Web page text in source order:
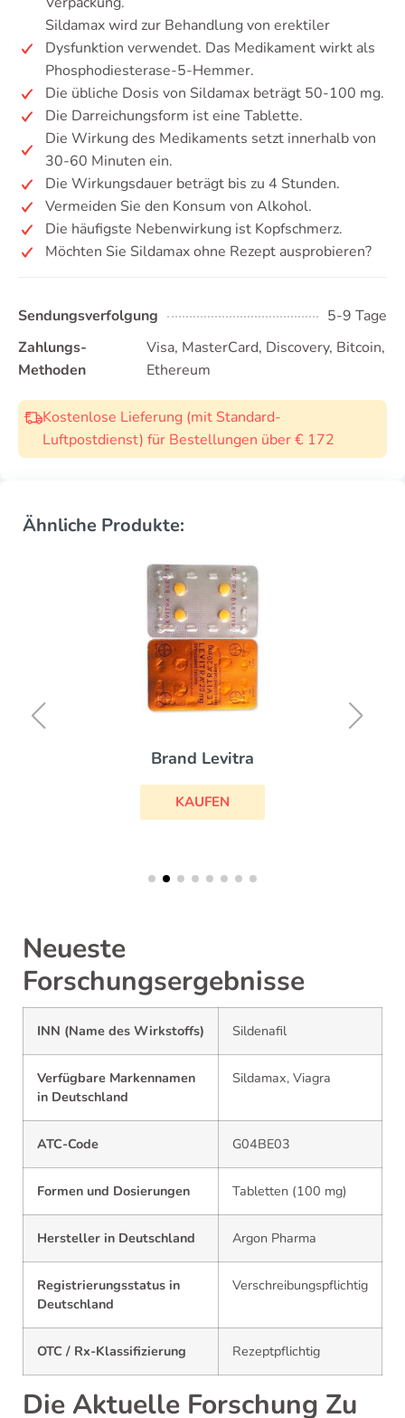
Sildamax wird zur Behandlung von erektiler
Dysfunktion verwendet. Das Medikament wirkt als
Phosphodiesterase-5-Hemmer.
Die übliche Dosis von Sildamax beträgt 50-100 mg.
Die Darreichungsform ist eine Tablette.
Die Wirkung des Medikaments setzt innerhalb von
30-60 Minuten ein.
Die Wirkungsdauer beträgt bis zu 4 Stunden.
Vermeiden Sie den Konsum von Alkohol.
Die häufigste Nebenwirkung ist Kopfschmerz.
Möchten Sie Sildamax ohne Rezept ausprobieren?
Sendungsverfolgung
5-9 Tage
Zahlungs-
Methoden
Visa, MasterCard, Discovery, Bitcoin,
Ethereum
Kostenlose Lieferung (mit Standard-
Luftpostdienst) für Bestellungen über € 172
Ähnliche Produkte:
Brand Levitra
KAUFEN
Neueste
Forschungsergebnisse
INN (Name des Wirkstoffs) Sildenafil
Verfügbare Markennamen
in Deutschland
Sildamax, Viagra
ATC-Code G04BE03
Formen und Dosierungen Tabletten (100 mg)
Hersteller in Deutschland Argon Pharma
Registrierungsstatus in
Deutschland
Verschreibungspflichtig
OTC / Rx-Klassifizierung Rezeptpflichtig
Die Aktuelle Forschung Zu